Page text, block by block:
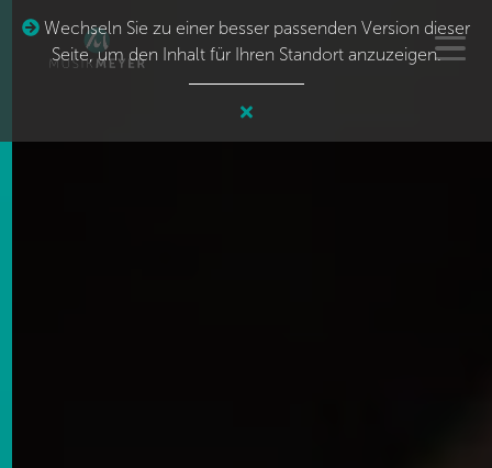
Wechseln Sie zu einer besser passenden Version dieser
Seite, um den Inhalt für Ihren Standort anzuzeigen.